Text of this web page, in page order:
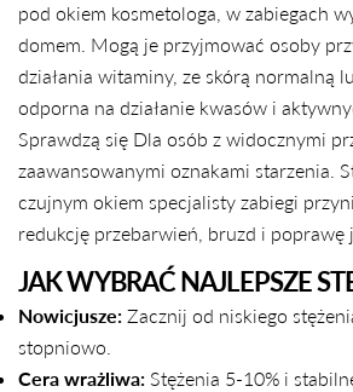
pod okiem kosmetologa, w zabiegach
domem. Mogą je przyjmować osoby
działania witaminy, ze skórą normalną
odporna na działanie kwasów i
Sprawdzą się Dla osób z widocznymi
zaawansowanymi oznakami starzenia.
czujnym okiem specjalisty zabiegi
redukcję przebarwień, bruzd i poprawę
JAK WYBRAĆ NAJLEPSZE
Nowicjusze: Zacznij od niskiego
stopniowo.
Cera wrażliwa: Stężenia 5-10% i